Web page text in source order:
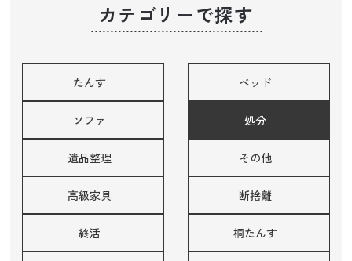
カテゴリーで探す
たんす ベッド
ソファ 処分
遺品整理 その他
高級家具 断捨離
終活 桐たんす